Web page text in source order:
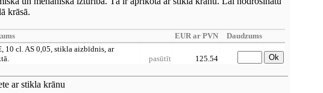
krāsā.
EUR ar PVN Daudzums
10 cl. AS 0,05, stikla aizbīdnis, ar
pasūtīt 125.54 Ok
ar stikla krānu